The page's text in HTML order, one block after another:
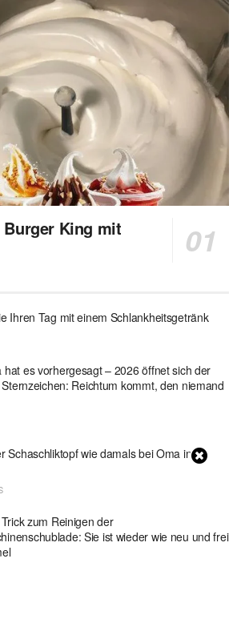
King mit
Ihren Tag mit einem Schlankheitsgetränk
hat es vorhergesagt – 2026 öffnet sich der
Reichtum kommt, den niemand
Schaschliktopf wie damals bei Oma in 1
zum Reinigen der
Sie ist wieder wie neu und frei